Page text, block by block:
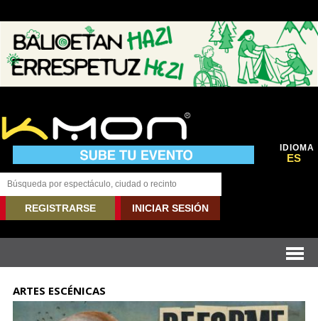
IDIOMA
ES
REGISTRARSE INICIAR SESIÓN
ARTES ESCÉNICAS